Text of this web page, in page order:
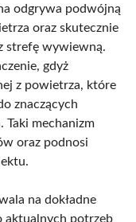
odgrywa podwójną
oraz skutecznie
strefę wywiewną.
gdyż
z powietrza, które
znaczących
Taki mechanizm
oraz podnosi
na dokładne
aktualnych potrzeb